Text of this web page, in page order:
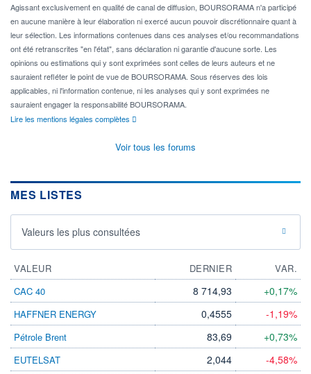
Agissant exclusivement en qualité de canal de diffusion, BOURSORAMA n'a participé
en aucune manière à leur élaboration ni exercé aucun pouvoir discrétionnaire quant à
leur sélection. Les informations contenues dans ces analyses et/ou recommandations
ont été retranscrites "en l'état", sans déclaration ni garantie d'aucune sorte. Les
opinions ou estimations qui y sont exprimées sont celles de leurs auteurs et ne
sauraient refléter le point de vue de BOURSORAMA. Sous réserves des lois
applicables, ni l'information contenue, ni les analyses qui y sont exprimées ne
sauraient engager la responsabilité BOURSORAMA.
Lire les mentions légales complètes
Voir tous les forums
MES LISTES
Valeurs les plus consultées
VALEUR DERNIER
VAR.
CAC 40
8 714,93 +0,17%
HAFFNER ENERGY 0,4555 -1,19%
Pétrole Brent 83,69 +0,73%
EUTELSAT 2,044 -4,58%